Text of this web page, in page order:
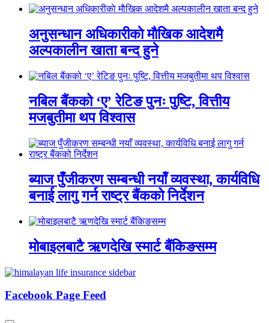
अनुसन्धान अधिकारीकाे माैखिक आदेशमै
अल्पकालीन खाता बन्द हुने
नबिल बैंकको ‘ए’ रेटिङ पुनः पुष्टि, वित्तीय
मजबुतीमा थप विश्वास
ब्याज पुँजीकरण सम्बन्धी नयाँ व्यवस्था, कार्यविधि
बनाई लागु गर्न राष्ट्र बैंकको निर्देशन
मोबाइलबाटै ऋणदेखि स्मार्ट बैंकिङसम्म
Facebook Page Feed